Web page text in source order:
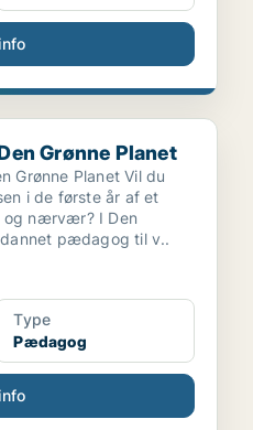
Planet
Grønne Planet
Grønne Planet Vil du
i de første år af et
og nærvær? I Den
pædagog til v..
Type
Pædagog